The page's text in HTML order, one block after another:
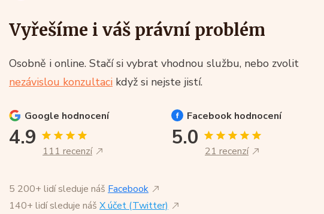
Vyřešíme i váš právní problém
Osobně i online. Stačí si vybrat vhodnou službu, nebo zvolit
nezávislou konzultaci když si nejste jistí.
Google hodnocení
4.9
111 recenzí
Facebook hodnocení
5.0
21 recenzí
5 200+ lidí sleduje náš Facebook
140+ lidí sleduje náš X účet (Twitter)